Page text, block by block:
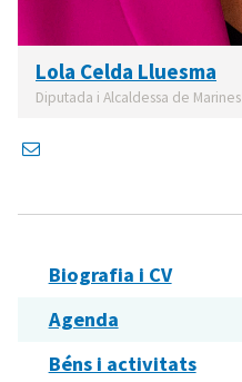
Lola Celda Lluesma
Diputada i Alcaldessa de Marines
Biografia i CV
Agenda
Béns i activitats